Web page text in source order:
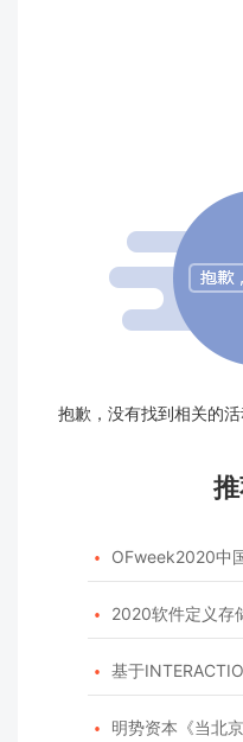
抱歉，没有找到相关的
 OFweek2020中
 2020软件定义存
 基于INTERACTION
 明势资本《当北京遇